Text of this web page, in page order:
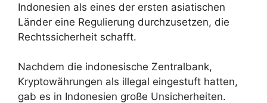
Indonesien als eines der ersten asiatischen
Länder eine Regulierung durchzusetzen, die
Rechtssicherheit schafft.
Nachdem die indonesische Zentralbank,
Kryptowährungen als illegal eingestuft hatten,
gab es in Indonesien große Unsicherheiten.